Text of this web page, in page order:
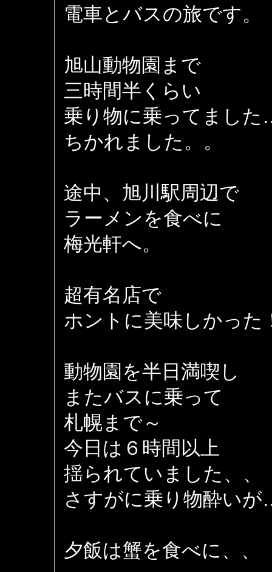
電車とバスの旅です。
旭山動物園まで
三時間半くらい
乗り物に乗ってまし
ちかれました。。
途中、旭川駅周辺で
ラーメンを食べに
梅光軒へ。
超有名店で
ホントに美味しかった
動物園を半日満喫し
またバスに乗って
札幌まで～
今日は６時間以上
揺られていました、、
さすがに乗り物酔い
夕飯は蟹を食べに、、